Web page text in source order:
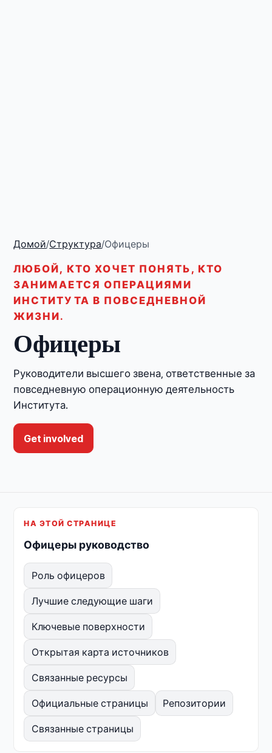
Домой/Структура/Офицеры
ЛЮБОЙ, КТО ХОЧЕТ ПОНЯТЬ, КТО
ЗАНИМАЕТСЯ ОПЕРАЦИЯМИ
ИНСТИТУТА В ПОВСЕДНЕВНОЙ
ЖИЗНИ.
Офицеры
Руководители высшего звена, ответственные за
повседневную операционную деятельность
Института.
Get involved
НА ЭТОЙ СТРАНИЦЕ
Офицеры руководство
Роль офицеров
Лучшие следующие шаги
Ключевые поверхности
Открытая карта источников
Связанные ресурсы
Официальные страницы Репозитории
Связанные страницы